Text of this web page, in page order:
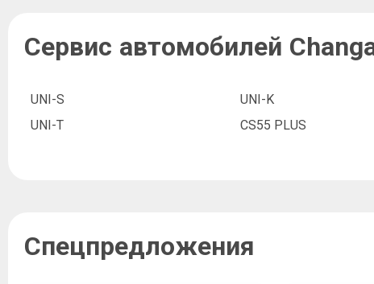
Сервис автомобилей
UNI-S UNI-K
UNI-T
CS55 PLUS
Спецпредложения